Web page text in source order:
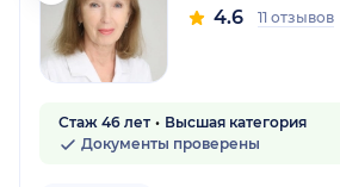
4.6 11 отзывов
Стаж 46 лет
Высшая категория
Документы проверены